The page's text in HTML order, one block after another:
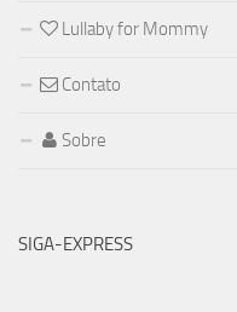
Lullaby for Mommy
Contato
Sobre
SIGA-EXPRESS